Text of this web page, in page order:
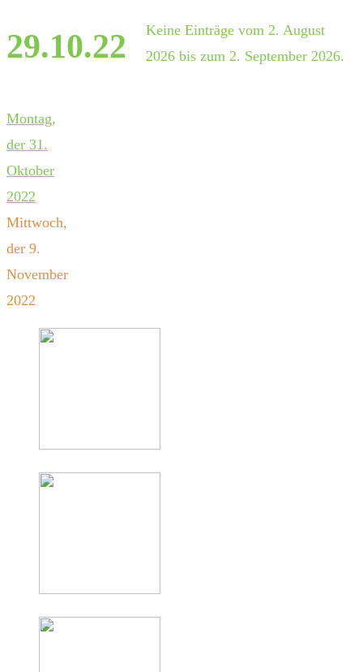
29.10.22
Montag,
der 31.
Oktober
2022
Mittwoch,
der 9.
November
2022
Keine Einträge vom 2. August
2026 bis zum 2. September 2026.